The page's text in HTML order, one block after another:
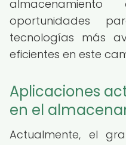
oportunidades
tecnologías más
eficientes en este
Aplicaciones
en el
Actualmente, el